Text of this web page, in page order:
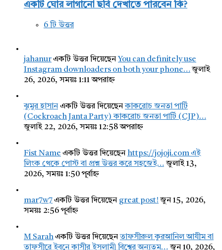
একটি ঘোর লাগানো ছবি দেখাতে পারবেন কি?
6 টি উত্তর
jahanurএকটি উত্তর দিয়েছেন You can definitely use
Instagram downloaders on both your phone… জুলাই
26, 2026, সময়ঃ 1:11 অপরাহ্ন
ঝুমুর হাসানএকটি উত্তর দিয়েছেনকাকরোচ জনতা পার্টি
(Cockroach Janta Party) কাকরোচ জনতা পার্টি (CJP)…
জুলাই 22, 2026, সময়ঃ 12:58 অপরাহ্ন
Fist Name একটি উত্তর দিয়েছেন https://jojoji.com এই
লিংক থেকে পোস্ট বা প্রশ্ন উত্তর করে সহজেই… জুলাই 13,
2026, সময়ঃ 1:50 পূর্বাহ্ন
mar7w7একটি উত্তর দিয়েছেন great post! জুন 15, 2026,
সময়ঃ 2:56 পূর্বাহ্ন
M Sarahএকটি উত্তর দিয়েছেনতাফসীরুল কুরআনিল আযীম বা
তাফসীরে ইবনে কাসীর ইসলামী বিশ্বের অন্যতম… জুন 10, 2026,